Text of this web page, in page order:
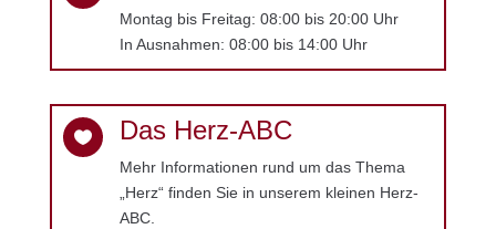
Montag bis Freitag: 08:00 bis 20:00 Uhr
In Ausnahmen: 08:00 bis 14:00 Uhr
 Das Herz-ABC
Mehr Informationen rund um das Thema
„Herz“ finden Sie in unserem kleinen Herz-
ABC.